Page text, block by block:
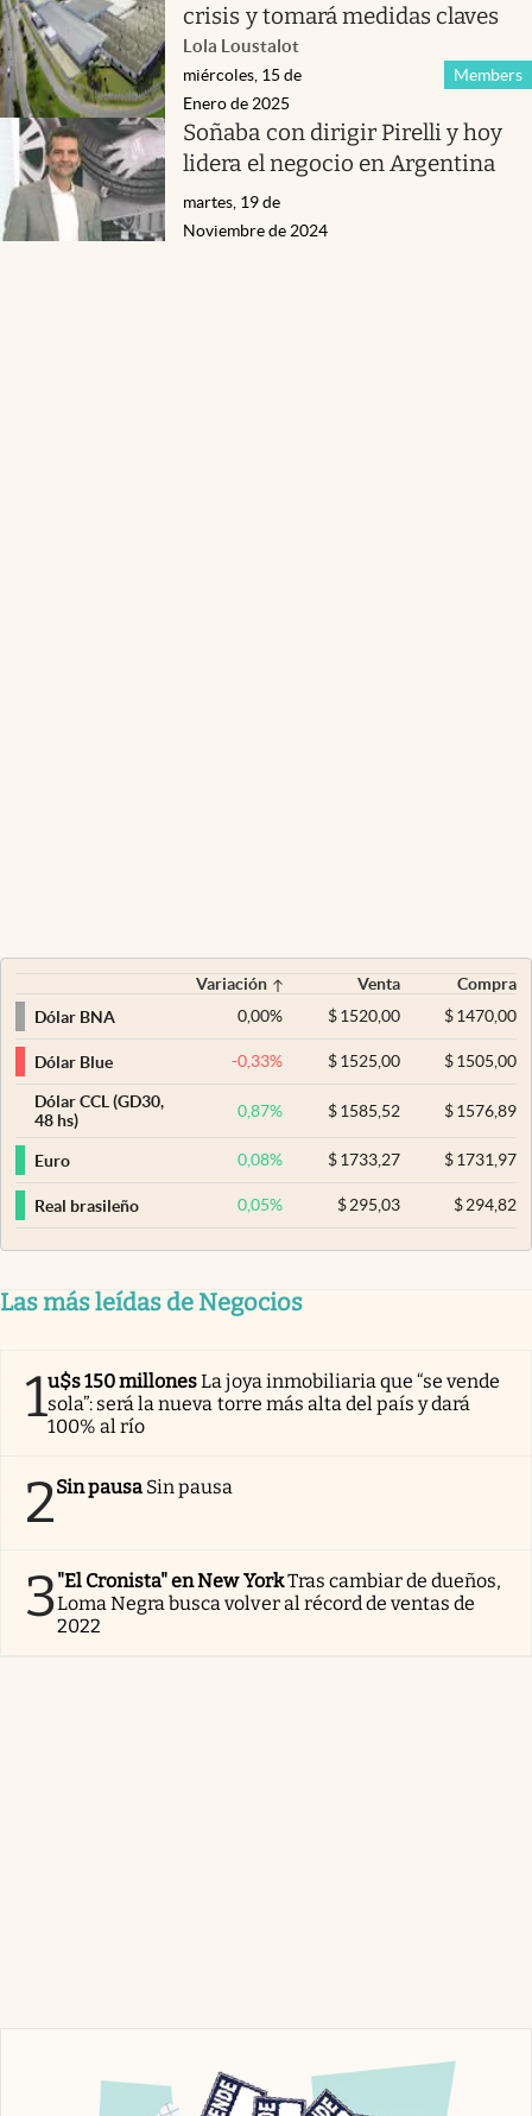
crisis y tomará medidas claves
Lola Loustalot
Members
miércoles, 15 de
Enero de 2025
Soñaba con dirigir Pirelli y hoy
lidera el negocio en Argentina
martes, 19 de
Noviembre de 2024
Variación Venta
Compra
Dólar BNA
0,00% $ 1520,00 $1470,00
Dólar Blue -0,33% $ 1525,00 $1505,00
Dólar CCL (GD30,
48 hs)
0,87% $ 1585,52 $1576,89
Euro 0,08% $ 1733,27 $1731,97
Real brasileño 0,05% $295,03 $294,82
Las más leídas de Negocios
1u$s 150 millonesLa joya inmobiliaria que “se vende
sola”: será la nueva torre más alta del país y dará
100% al río
2Sin pausa Sin pausa
3"El Cronista" en New YorkTras cambiar de dueños,
Loma Negra busca volver al récord de ventas de
2022